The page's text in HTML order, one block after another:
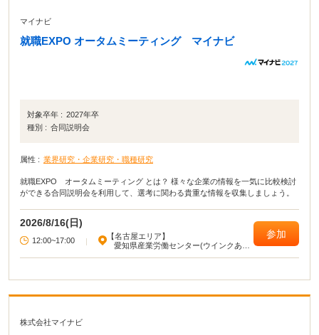
マイナビ
就職EXPO オータムミーティング マイナビ
対象卒年 : 2027年卒
種別 : 合同説明会
属性 : 業界研究・企業研究・職種研究
就職EXPO オータムミーティング とは？ 様々な企業の情報を一気に比較検討
ができる合同説明会を利用して、選考に関わる貴重な情報を収集しましょう。
2026/8/16(日)
12:00~17:00 |
【名古屋エリア】
愛知県産業労働センター(ウインクあい
参加
株式会社マイナビ